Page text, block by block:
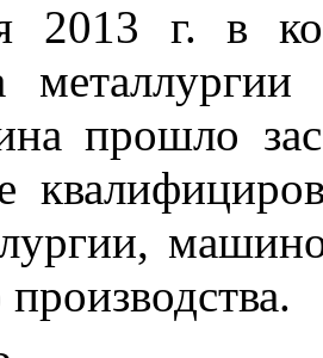
2013 г. в
прошло